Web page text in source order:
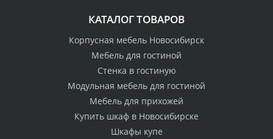
КАТАЛОГ ТОВАРОВ
Корпусная мебель Новосибирск
Мебель для гостиной
Стенка в гостиную
Модульная мебель для гостиной
Мебель для прихожей
Купить шкаф в Новосибирске
Шкафы купе